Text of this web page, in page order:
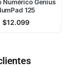
Numérico Genius
125
$12.099